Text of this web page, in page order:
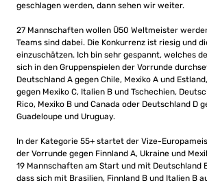
geschlagen werden, dann sehen wir weiter.
27 Mannschaften wollen Ü50 Weltmeister
Teams sind dabei. Die Konkurrenz ist riesig und
einzuschätzen. Ich bin sehr gespannt, welches
sich in den Gruppenspielen der Vorrunde
Deutschland A gegen Chile, Mexiko A und
gegen Mexiko C, Italien B und Tschechien,
Rico, Mexiko B und Canada oder Deutschland D
Guadeloupe und Uruguay.
In der Kategorie 55+ startet der Vize-
der Vorrunde gegen Finnland A, Ukraine und
19 Mannschaften am Start und mit Deutschland
dass sich mit Brasilien, Finnland B und Italien B